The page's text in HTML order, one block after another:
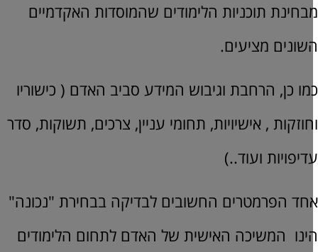
תוכניות הלימודים שהמוסדות האקדמיים
מציעים.
כן, הרחבת וגיבוש המידע סביב האדם ( כישוריו
, אישיויות, תחומי עניין, צרכים, תשוקות, סדר
ועוד..)
הפרמטרים החשובים לבדיקה בבחירת "נכונה"
המשיכה האישית של האדם לתחום הלימודים